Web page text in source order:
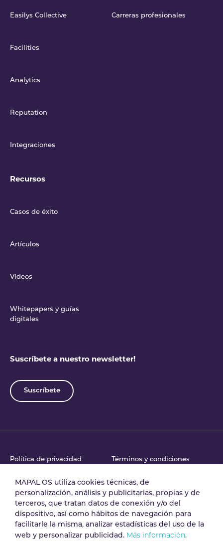
Easilys Collective
Facilities
Analytics
Reputation
Integraciones
Carreras profesionales
Recursos
Casos de éxito
Artículos
Vídeos
Whitepapers y guías
digitales
Suscríbete a nuestro newsletter!
Suscríbete
Política de privacidad Términos y condiciones
Acuerdo de tratamiento
de datos
Política de Seguridad
MAPAL OS utiliza cookies técnicas, de
personalización, análisis y publicitarias, propias y de
terceros, que tratan datos de conexión y/o del
dispositivo, así como hábitos de navegación para
facilitarle la misma, analizar estadísticas del uso de la
web y personalizar publicidad. Más información.